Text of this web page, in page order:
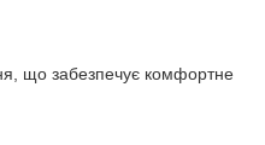
що забезпечує комфортне